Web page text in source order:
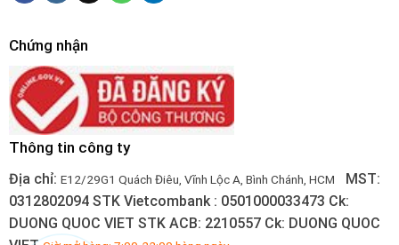
Chứng nhận
Thông tin công ty
Địa chỉ: E12/29G1 Quách Điêu, Vĩnh Lộc A, Bình Chánh, HCM
MST:
0312802094 STK Vietcombank : 0501000033473 Ck:
DUONG QUOC VIET STK ACB: 2210557 Ck: DUONG QUOC